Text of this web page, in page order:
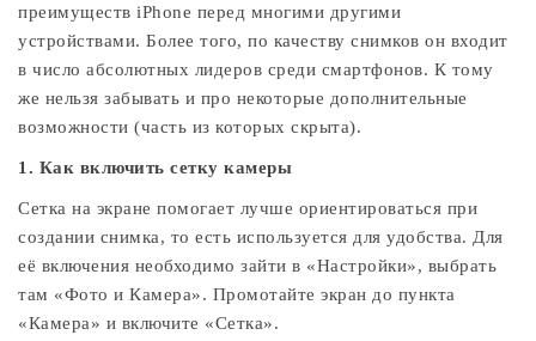
преимуществ iPhone перед многими другими
устройствами. Более того, по качеству снимков он входит
в число абсолютных лидеров среди смартфонов. К тому
же нельзя забывать и про некоторые дополнительные
возможности (часть из которых скрыта).
1. Как включить сетку камеры
Сетка на экране помогает лучше ориентироваться при
создании снимка, то есть используется для удобства. Для
её включения необходимо зайти в «Настройки», выбрать
там «Фото и Камера». Промотайте экран до пункта
«Камера» и включите «Сетка».